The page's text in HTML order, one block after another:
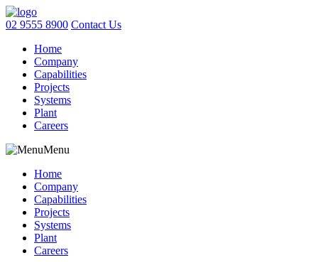
02 9555 8900 Contact Us
Home
Company
Capabilities
Projects
Systems
Plant
Careers
Menu
Home
Company
Capabilities
Projects
Systems
Plant
Careers